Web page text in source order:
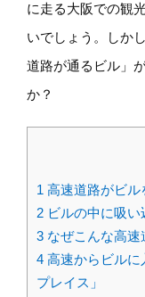
に走る大阪での観
いでしょう。しか
道路が通るビル」
か？
1 高速道路がビル
2 ビルの中に吸い
3 なぜこんな高速
4 高速からビルに
プレイス」